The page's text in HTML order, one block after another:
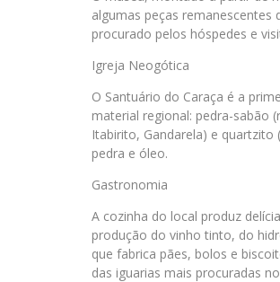
algumas peças
procurado pelos hóspedes e
Igreja Neogótica
O Santuário do Caraça é a
material regional: pedra-sabão
Itabirito, Gandarela) e quartzito
pedra e óleo.
Gastronomia
A cozinha do local produz
produção do vinho tinto, do
que fabrica pães, bolos e
das iguarias mais procuradas